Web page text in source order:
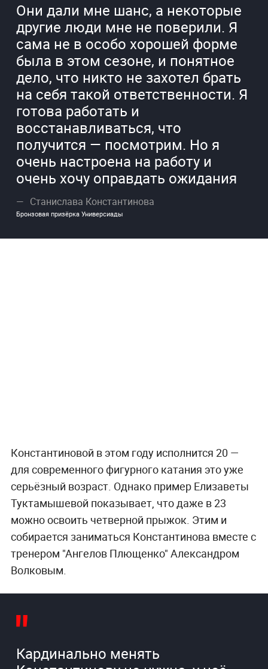
Они дали мне шанс, а некоторые
другие люди мне не поверили. Я
сама не в особо хорошей форме
была в этом сезоне, и понятное
дело, что никто не захотел брать
на себя такой ответственности. Я
готова работать и
восстанавливаться, что
получится — посмотрим. Но я
очень настроена на работу и
очень хочу оправдать ожидания
Станислава Константинова
Бронзовая призёрка Универсиады
Константиновой в этом году исполнится 20 —
для современного фигурного катания это уже
серьёзный возраст. Однако пример Елизаветы
Туктамышевой показывает, что даже в 23
можно освоить четверной прыжок. Этим и
собирается заниматься Константинова вместе с
тренером "Ангелов Плющенко" Александром
Волковым.
Кардинально менять